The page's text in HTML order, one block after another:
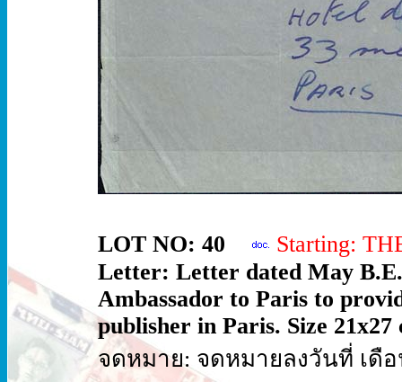
LOT NO: 40
Starting:
Letter: Letter dated May
Ambassador to Paris to
publisher in Paris. Size
จดหมาย: จดหมายลงวันที่ เดื